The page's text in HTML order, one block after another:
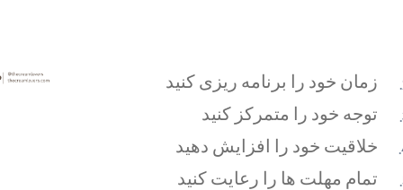
زمان خود را برنامه ریزی کنید
توجه خود را متمرکز کنید
خلاقیت خود را افزایش دهید
تمام مهلت ها را رعایت کنید